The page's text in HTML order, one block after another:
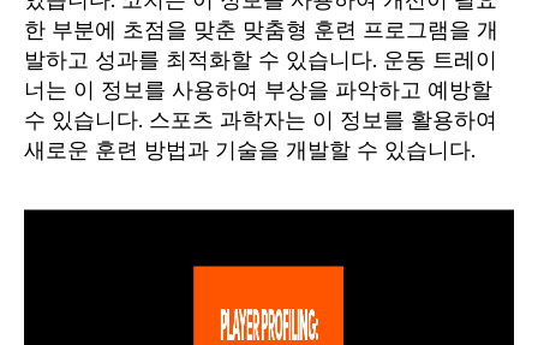
한 부분에 초점을 맞춘 맞춤형 훈련 프로그램을 개
발하고 성과를 최적화할 수 있습니다. 운동 트레이
너는 이 정보를 사용하여 부상을 파악하고 예방할
수 있습니다. 스포츠 과학자는 이 정보를 활용하여
새로운 훈련 방법과 기술을 개발할 수 있습니다.